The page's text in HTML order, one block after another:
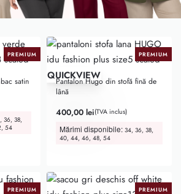
PREMIUM
satin
36, 38,
54
PREMIUM
QUICKVIEW
Pantalon Hugo din stofă fină de
lână
400,00 lei(TVA inclus)
Mărimi disponibile: 34, 36, 38,
40, 44, 46, 48, 54
PREMIUM PREMIUM